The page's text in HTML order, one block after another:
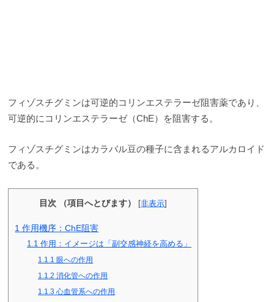
フィゾスチグミンは可逆的コリンエステラーゼ阻害薬であり、
可逆的にコリンエステラーゼ（ChE）を阻害する。
フィゾスチグミンはカラバル豆の種子に含まれるアルカロイド
である。
目次 （項目へとびます） [非表示]
1 作用機序：ChE阻害
1.1 作用：イメージは「副交感神経を高める」
1.1.1 眼への作用
1.1.2 消化管への作用
1.1.3 心血管系への作用